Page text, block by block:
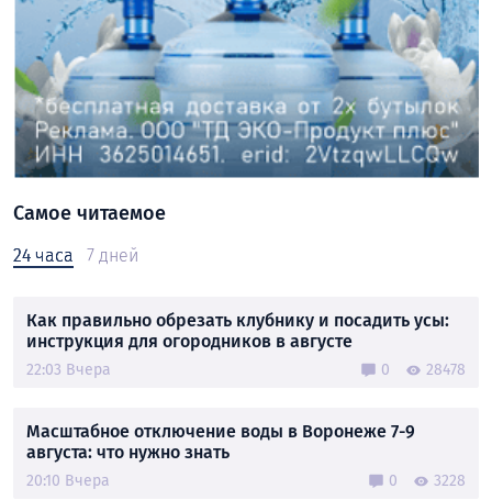
Самое читаемое
24 часа 7 дней
Как правильно обрезать клубнику и посадить усы:
инструкция для огородников в августе
22:03 Вчера 0 28478
Масштабное отключение воды в Воронеже 7-9
августа: что нужно знать
20:10 Вчера 0 3228